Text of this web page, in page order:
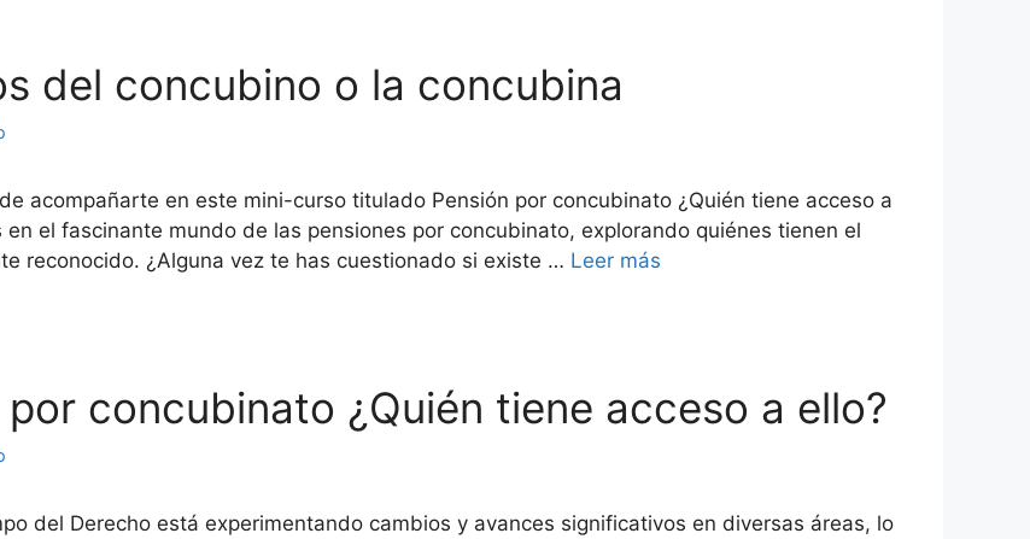
del concubino o la concubina
acompañarte en este mini-curso titulado Pensión por concubinato ¿Quién tiene acceso a
el fascinante mundo de las pensiones por concubinato, explorando quiénes tienen el
reconocido. ¿Alguna vez te has cuestionado si existe … Leer más
concubinato ¿Quién tiene acceso a ello?
del Derecho está experimentando cambios y avances significativos en diversas áreas, lo